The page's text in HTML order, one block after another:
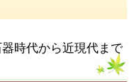
時代から近現代まで